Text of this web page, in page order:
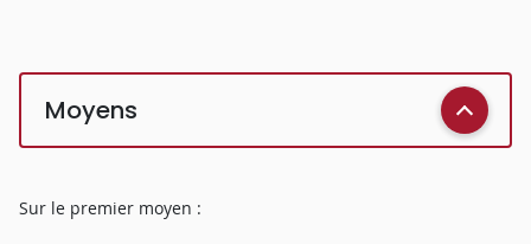
Moyens
Sur le premier moyen :